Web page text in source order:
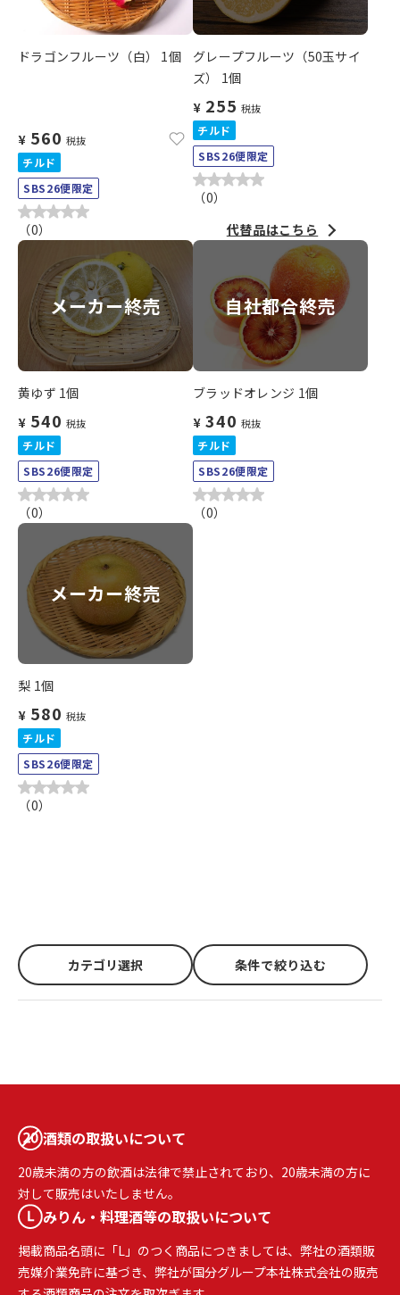
ドラゴンフルーツ（白） 1個
¥ 560 税抜
チルド
SBS26便限定
（0）
グレープフルーツ（50玉サイ
ズ） 1個
¥ 255 税抜
チルド
SBS26便限定
（0）
代替品はこちら
メーカー終売
黄ゆず 1個
¥ 540 税抜
チルド
SBS26便限定
（0）
自社都合終売
ブラッドオレンジ 1個
¥ 340 税抜
チルド
SBS26便限定
（0）
メーカー終売
梨 1個
¥ 580 税抜
チルド
SBS26便限定
（0）
カテゴリ選択 条件で絞り込む
酒類の取扱いについて
20歳未満の方の飲酒は法律で禁止されており、20歳未満の方に
対して販売はいたしません。
みりん・料理酒等の取扱いについて
掲載商品名頭に「L」のつく商品につきましては、弊社の酒類販
売媒介業免許に基づき、弊社が国分グループ本社株式会社の販売